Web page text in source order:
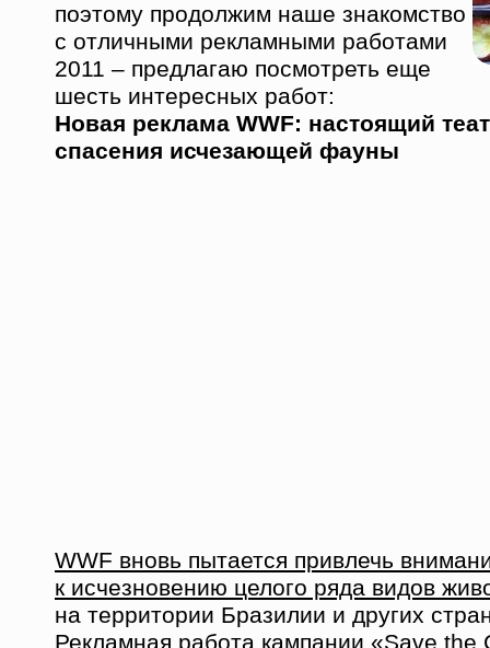
поэтому продолжим наше знакомство
с отличными рекламными работами
2011 – предлагаю посмотреть еще
шесть интересных работ:
Новая реклама WWF: настоящий
спасения исчезающей фауны
WWF вновь пытается привлечь
к исчезновению целого ряда видов
на территории Бразилии и других
Рекламная работа кампании «Save the